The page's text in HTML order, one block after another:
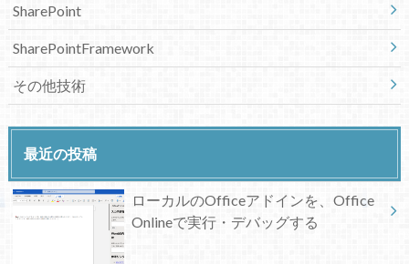
SharePoint
SharePointFramework
その他技術
最近の投稿
ローカルのOfficeアドインを、Office
Onlineで実行・デバッグする